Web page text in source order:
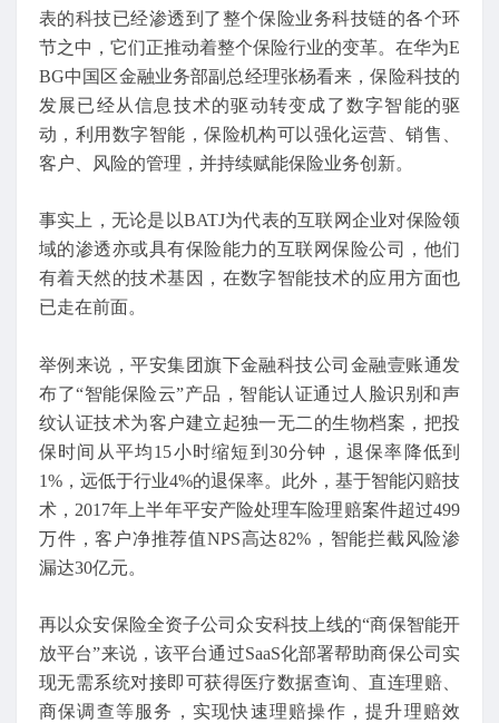
表的科技已经渗透到了整个保险业务科技链的各个环
节之中，它们正推动着整个保险行业的变革。在华为E
BG中国区金融业务部副总经理张杨看来，保险科技的
发展已经从信息技术的驱动转变成了数字智能的驱
动，利用数字智能，保险机构可以强化运营、销售、
客户、风险的管理，并持续赋能保险业务创新。
事实上，无论是以BATJ为代表的互联网企业对保险领
域的渗透亦或具有保险能力的互联网保险公司，他们
有着天然的技术基因，在数字智能技术的应用方面也
已走在前面。
举例来说，平安集团旗下金融科技公司金融壹账通发
布了“智能保险云”产品，智能认证通过人脸识别和声
纹认证技术为客户建立起独一无二的生物档案，把投
保时间从平均15小时缩短到30分钟，退保率降低到
1%，远低于行业4%的退保率。此外，基于智能闪赔技
术，2017年上半年平安产险处理车险理赔案件超过499
万件，客户净推荐值NPS高达82%，智能拦截风险渗
漏达30亿元。
再以众安保险全资子公司众安科技上线的“商保智能开
放平台”来说，该平台通过SaaS化部署帮助商保公司实
现无需系统对接即可获得医疗数据查询、直连理赔、
商保调查等服务，实现快速理赔操作，提升理赔效